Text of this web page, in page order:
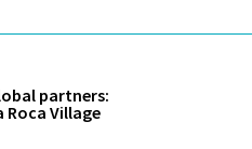
partners: